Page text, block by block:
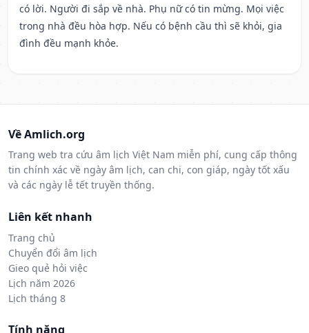
có lời. Người đi sắp về nhà. Phụ nữ có tin mừng. Mọi việc
trong nhà đều hòa hợp. Nếu có bệnh cầu thì sẽ khỏi, gia
đình đều mạnh khỏe.
Về Amlich.org
Trang web tra cứu âm lịch Việt Nam miễn phí, cung cấp thông
tin chính xác về ngày âm lịch, can chi, con giáp, ngày tốt xấu
và các ngày lễ tết truyền thống.
Liên kết nhanh
Trang chủ
Chuyển đổi âm lịch
Gieo quẻ hỏi việc
Lịch năm 2026
Lịch tháng 8
Tính năng